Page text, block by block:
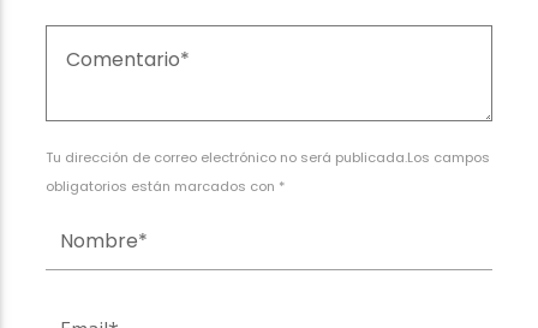
Tu dirección de correo electrónico no será publicada.Los campos
obligatorios están marcados con *